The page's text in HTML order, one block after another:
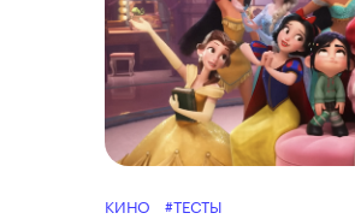
КИНО #ТЕСТЫ